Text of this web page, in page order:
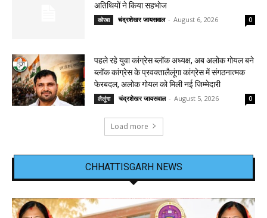
अतिथियों ने किया सहभोज
कोरबा चंद्रशेखर जायसवाल - August 6, 2026 0
पहले रहे युवा कांग्रेस ब्लॉक अध्यक्ष, अब अलोक गोयल बने
ब्लॉक कांग्रेस के प्रवक्तालैलूंगा कांग्रेस में संगठनात्मक
फेरबदल, अलोक गोयल को मिली नई जिम्मेदारी
लैलूंगा चंद्रशेखर जायसवाल - August 5, 2026 0
Load more
CHHATTISGARH NEWS